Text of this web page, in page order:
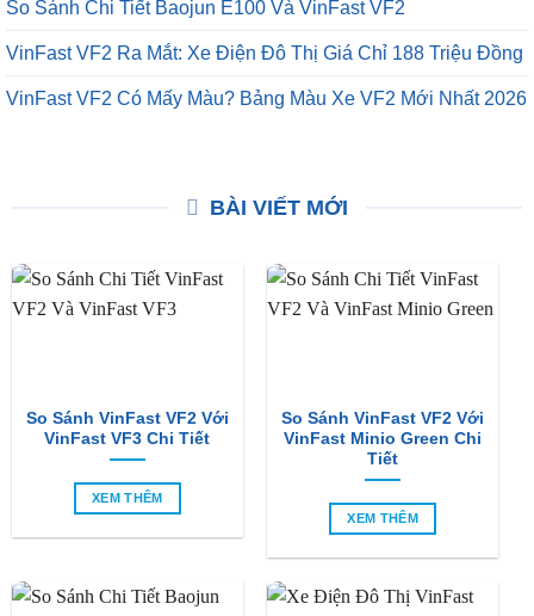
So Sánh Chi Tiết Baojun E100 Và VinFast VF2
VinFast VF2 Ra Mắt: Xe Điện Đô Thị Giá Chỉ 188 Triệu Đồng
VinFast VF2 Có Mấy Màu? Bảng Màu Xe VF2 Mới Nhất 2026
BÀI VIẾT MỚI
So Sánh VinFast VF2 Với
VinFast VF3 Chi Tiết
XEM THÊM
So Sánh VinFast VF2 Với
VinFast Minio Green Chi
Tiết
XEM THÊM